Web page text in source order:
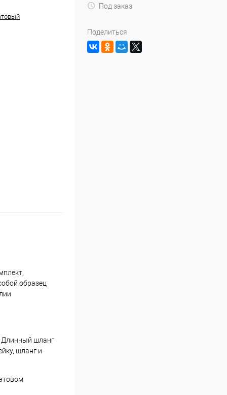
образец
Длинный шланг
шланг и
Под заказ
Поделиться